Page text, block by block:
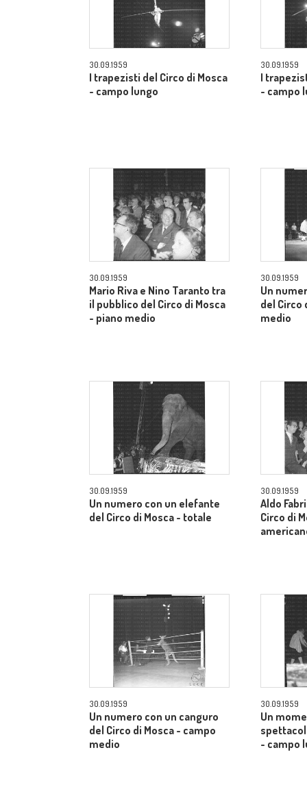
30.09.1959
I trapezisti del Circo di Mosca
- campo lungo
30.09.1959
I
- campo
30.09.1959
Mario Riva e Nino Taranto tra
il pubblico del Circo di Mosca
- piano medio
30.09.1959
Un
del Circo
medio
30.09.1959
Un numero con un elefante
del Circo di Mosca - totale
30.09.1959
Aldo
Circo di
30.09.1959
Un numero con un canguro
del Circo di Mosca - campo
medio
30.09.1959
Un
- campo